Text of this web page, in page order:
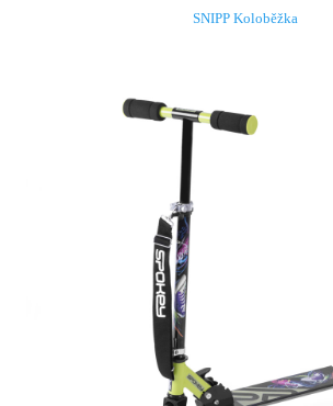
SNIPP Koloběžka